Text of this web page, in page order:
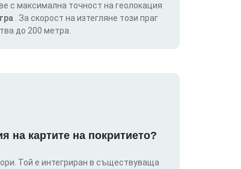
с максимална точност на геолокация
. За скорост на изтегляне този праг
до 200 метра.
на картите на покритието?
Той е интегриран в съществуваща